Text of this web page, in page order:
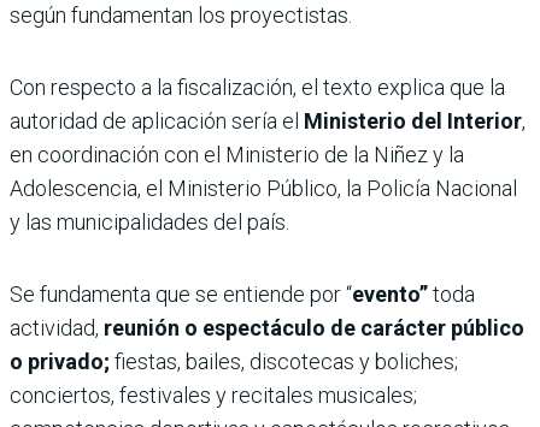
según fundamentan los proyectistas.
Con respecto a la fiscalización, el texto explica que la
autoridad de aplicación sería el Ministerio del Interior,
en coordinación con el Ministerio de la Niñez y la
Adolescencia, el Ministerio Público, la Policía Nacional
y las municipalidades del país.
Se fundamenta que se entiende por “evento”toda
actividad, reunión o espectáculo de carácter público
o privado; fiestas, bailes, discotecas y boliches;
conciertos, festivales y recitales musicales;